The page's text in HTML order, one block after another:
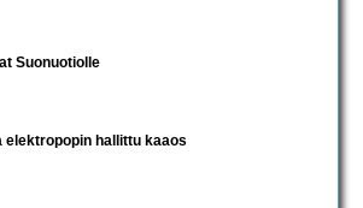
Suonuotiolle
elektropopin hallittu kaaos